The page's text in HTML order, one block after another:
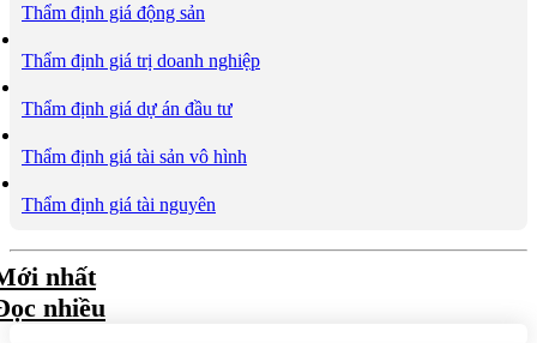
Thẩm định giá động sản
Thẩm định giá trị doanh nghiệp
Thẩm định giá dự án đầu tư
Thẩm định giá tài sản vô hình
Thẩm định giá tài nguyên
nhất
nhiều